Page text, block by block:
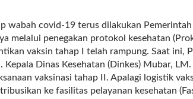
wabah covid-19 terus dilakukan
melalui penegakan protokol kesehatan
vaksin tahap I telah rampung. Saat ini,
Dinas Kesehatan (Dinkes) Mubar,
vaksinasi tahap II. Apalagi logistik
ke fasilitas pelayanan kesehatan